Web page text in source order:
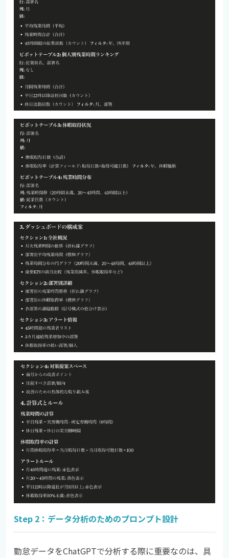
Step 2：データ分析のためのプロンプト設計
勤怠データをChatGPTで分析する際に重要なのは、具